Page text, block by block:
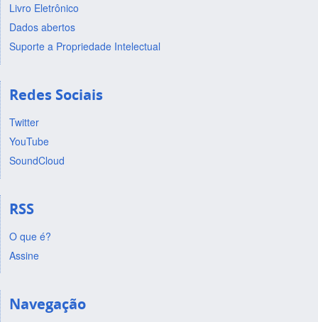
Livro Eletrônico
Dados abertos
Suporte a Propriedade Intelectual
Redes Sociais
Twitter
YouTube
SoundCloud
RSS
O que é?
Assine
Navegação